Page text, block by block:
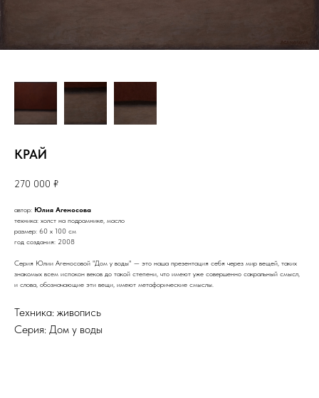
КРАЙ
270 000 ₽
автор: Юлия Агеносова
техника: холст на подрамнике, масло
размер: 60 х 100 см
год создания: 2008
Серия Юлии Агеносовой "Дом у воды" — это наша презентация себя через мир вещей, таких
знакомых всем испокон веков до такой степени, что имеют уже совершенно сакральный смысл,
и слова, обозначающие эти вещи, имеют метафорические смыслы.
Техника: живопись
Серия: Дом у воды